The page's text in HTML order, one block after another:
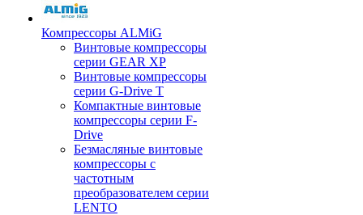
Компрессоры ALMiG
Винтовые компрессоры
серии GEAR XP
Винтовые компрессоры
серии G-Drive T
Компактные винтовые
компрессоры серии F-
Drive
Безмасляные винтовые
компрессоры с
частотным
преобразователем серии
LENTO